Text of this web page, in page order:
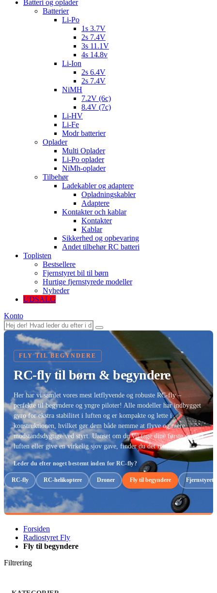
Batteri og oplader
Batterier
Li-Po
1s 3.7V
2s 7.4V
3s 11.1V
4s 14.8v
Li-Ion
2s 6.4V
2s 7.4V
NiMH
7.2V (6c)
8.4V (7c)
Li-HV
Li-Fe
Modr batterier
Oplader
Multi Oplader
Li-Po oplader
NiMh-oplader
Tilbehør
Ladekabler og adaptere
Opladningskabler
Adaptere
Kontakter och kablar
Kontakter
Kablar
Sikkerhed og opbevaring
Andet tilbehør RC batteri
Toplisten
Bestsellere
Fjernstyret bil til børn
Hurtige fjernstyrede modeller
Nyheder
UDSALG
Konto
FLY TIL BEGYNDERE
RC-fly til børn & begyndere
Her har vi samlet vores mest letflyvende og robuste RC-fly –
perfekte til begyndere og yngre piloter! Alle modeller har indbygget
gyro for ekstra stabilitet i luften og er kompakte og lette i
konstruktionen, hvilket gør dem både nemme at flyve og mere
modstandsdygtige ved styrt. Uanset om du vil tage dine første sving i
luften eller give en virkelig sjov gave, finder du det rette fly her!
Leder du efter noget bestemt inden for RC-fly?
RC-fly RC-helikoptere Droner Fly til begyndere Fjernstyret
Forsiden
Radiostyret Fly
Fly til begyndere
Filtrering